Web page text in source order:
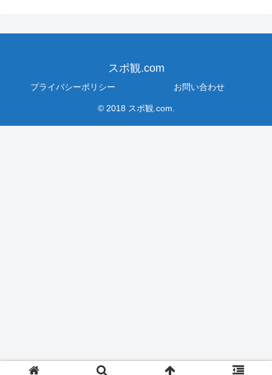
スポ観.com
プライバシーポリシー お問い合わせ
© 2018 スポ観.com.